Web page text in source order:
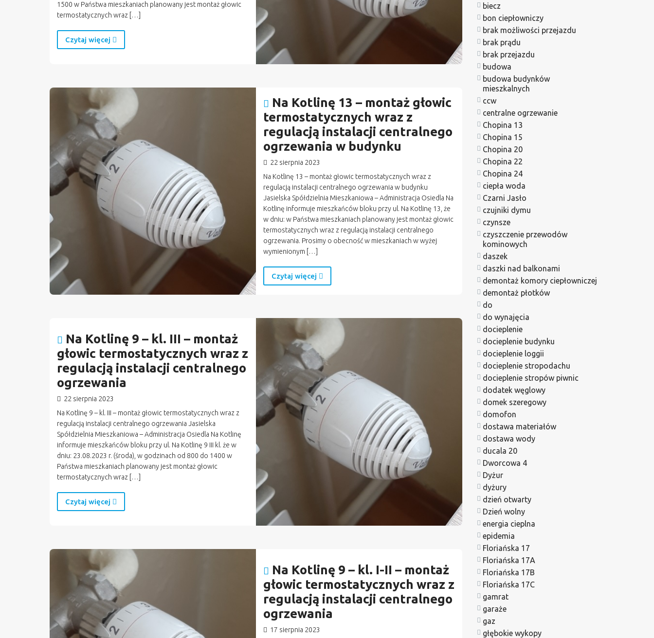
1500 w Państwa mieszkaniach planowany jest montaż głowic
termostatycznych wraz […]
Czytaj więcej
Na Kotlinę 13 – montaż głowic
termostatycznych wraz z
regulacją instalacji centralnego
ogrzewania w budynku
22 sierpnia 2023
Na Kotlinę 13 – montaż głowic termostatycznych wraz z
regulacją instalacji centralnego ogrzewania w budynku
Jasielska Spółdzielnia Mieszkaniowa – Administracja Osiedla Na
Kotlinę informuje mieszkańców bloku przy ul. Na Kotlinę 13, że
w dniu: w Państwa mieszkaniach planowany jest montaż głowic
termostatycznych wraz z regulacją instalacji centralnego
ogrzewania. Prosimy o obecność w mieszkaniach w wyżej
wymienionym […]
Czytaj więcej
Na Kotlinę 9 – kl. III – montaż
głowic termostatycznych wraz z
regulacją instalacji centralnego
ogrzewania
22 sierpnia 2023
Na Kotlinę 9 – kl. III – montaż głowic termostatycznych wraz z
regulacją instalacji centralnego ogrzewania Jasielska
Spółdzielnia Mieszkaniowa – Administracja Osiedla Na Kotlinę
informuje mieszkańców bloku przy ul. Na Kotlinę 9 III kl. że w
dniu: 23.08.2023 r. (środa), w godzinach od 800 do 1400 w
Państwa mieszkaniach planowany jest montaż głowic
termostatycznych wraz […]
Czytaj więcej
Na Kotlinę 9 – kl. I-II – montaż
głowic termostatycznych wraz z
regulacją instalacji centralnego
ogrzewania
17 sierpnia 2023
biecz
bon ciepłowniczy
brak możliwości przejazdu
brak prądu
brak przejazdu
budowa
budowa budynków
mieszkalnych
ccw
centralne ogrzewanie
Chopina 13
Chopina 15
Chopina 20
Chopina 22
Chopina 24
ciepła woda
Czarni Jasło
czujniki dymu
czynsze
czyszczenie przewodów
kominowych
daszek
daszki nad balkonami
demontaż komory ciepłowniczej
demontaż płotków
do
do wynajęcia
docieplenie
docieplenie budynku
docieplenie loggii
docieplenie stropodachu
docieplenie stropów piwnic
dodatek węglowy
domek szeregowy
domofon
dostawa materiałów
dostawa wody
ducala 20
Dworcowa 4
Dyżur
dyżury
dzień otwarty
Dzień wolny
energia cieplna
epidemia
Floriańska 17
Floriańska 17A
Floriańska 17B
Floriańska 17C
gamrat
garaże
gaz
głębokie wykopy